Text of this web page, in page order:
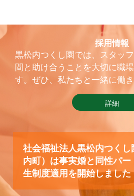
採用情報
黒松内つくし園では、スタッ
間と助け合うことを大切に職
す。ぜひ、私たちと一緒に働
詳細
社会福祉法人黒松内つく
内町）は事実婚と同性パ
生制度適用を開始しました